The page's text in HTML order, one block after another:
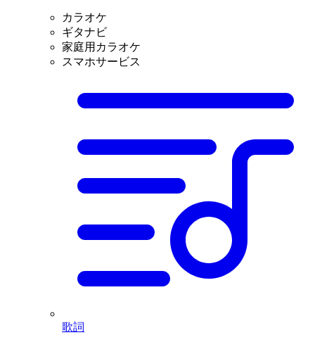
カラオケ
ギタナビ
家庭用カラオケ
スマホサービス
歌詞